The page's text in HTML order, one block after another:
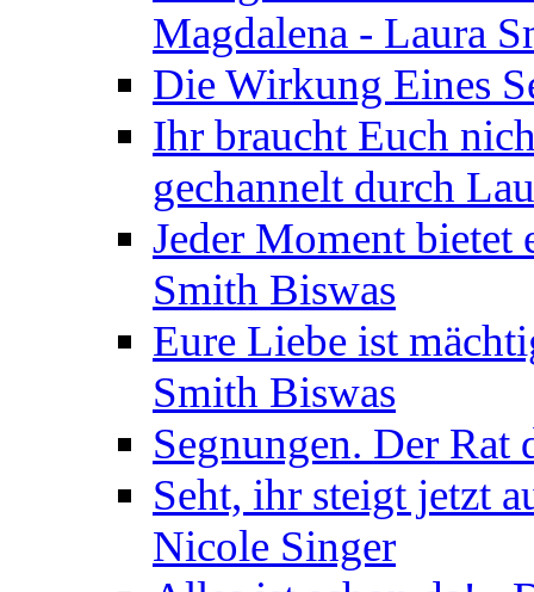
Magdalena - Laura
Die Wirkung Eines
Ihr braucht Euch
gechannelt durch
Jeder Moment bietet
Smith Biswas
Eure Liebe ist
Smith Biswas
Segnungen. Der
Seht, ihr steigt jetzt
Nicole Singer